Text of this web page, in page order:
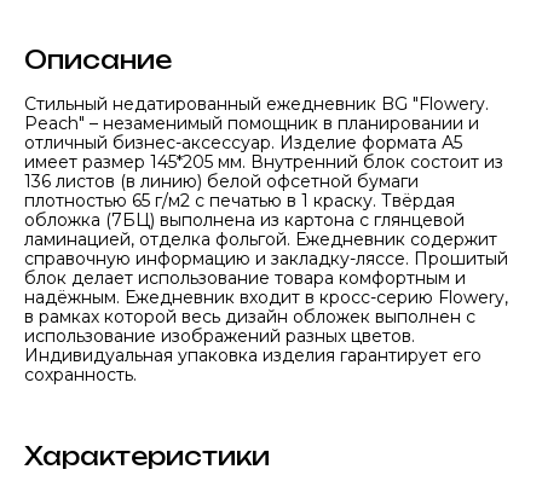
Описание
Стильный недатированный ежедневник BG "Flowery.
Peach" – незаменимый помощник в планировании и
отличный бизнес-аксессуар. Изделие формата А5
имеет размер 145*205 мм. Внутренний блок состоит из
136 листов (в линию) белой офсетной бумаги
плотностью 65 г/м2 с печатью в 1 краску. Твёрдая
обложка (7БЦ) выполнена из картона с глянцевой
ламинацией, отделка фольгой. Ежедневник содержит
справочную информацию и закладку-ляссе. Прошитый
блок делает использование товара комфортным и
надёжным. Ежедневник входит в кросс-серию Flowery,
в рамках которой весь дизайн обложек выполнен с
использование изображений разных цветов.
Индивидуальная упаковка изделия гарантирует его
сохранность.
Характеристики